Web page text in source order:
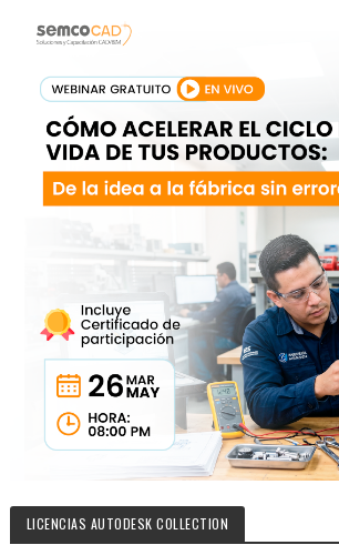
LICENCIAS AUTODESK COLLECTION